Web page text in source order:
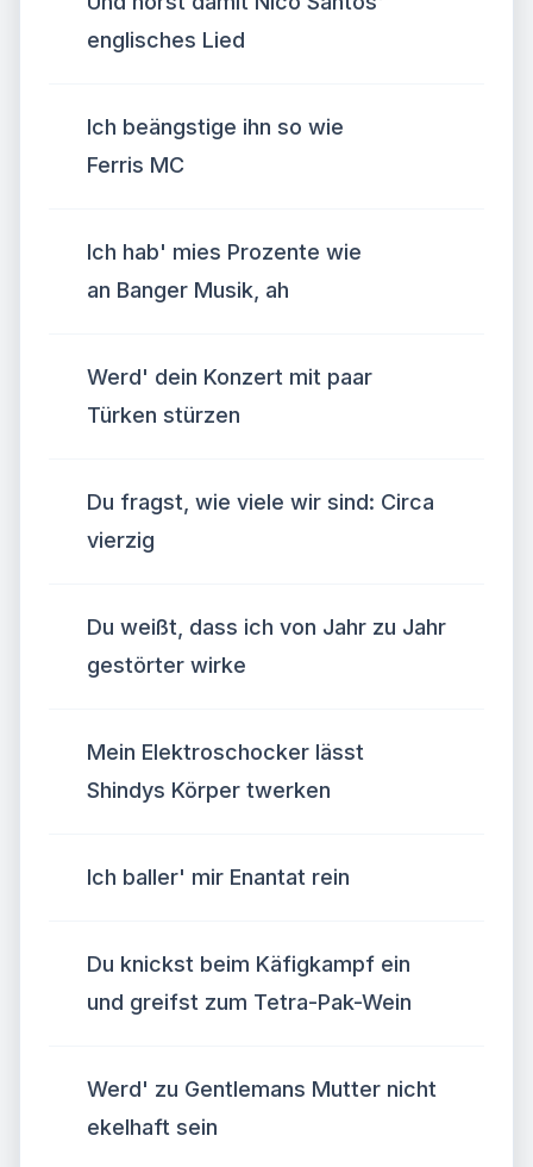
englisches Lied
Ich beängstige ihn so wie
Ferris MC
Ich hab' mies Prozente wie
an Banger Musik, ah
Werd' dein Konzert mit paar
Türken stürzen
Du fragst, wie viele wir sind: Circa
vierzig
Du weißt, dass ich von Jahr zu Jahr
gestörter wirke
Mein Elektroschocker lässt
Shindys Körper twerken
Ich baller' mir Enantat rein
Du knickst beim Käfigkampf ein
und greifst zum Tetra-Pak-Wein
Werd' zu Gentlemans Mutter nicht
ekelhaft sein